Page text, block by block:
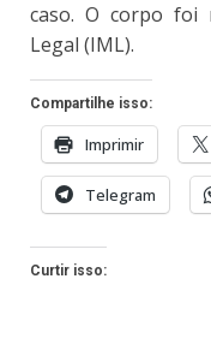
caso. O corpo foi
Legal (IML).
Compartilhe isso:
Imprimir
Telegram
Curtir isso: